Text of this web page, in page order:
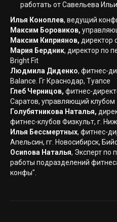
работать от Савельева
Илья Коноплев, ведущий
Максим Боровиков,
Максим Киприянов, директор
Мария Бердник, директор по
Bright Fit
Людмила Диденко, фитнес-
Balance. Гг Краснодар, Туапсе
Глеб Черницов, фитнес-
Саратов, управляющий клубом
Голубятникова Наталья,
фитнес-клубов Физкульт, г.
Илья Бессмертных, фитнес-
Апельсин, гг. Новосибирск,
Осипова Наталья, Эксперт по
работы подразделений
конфы".